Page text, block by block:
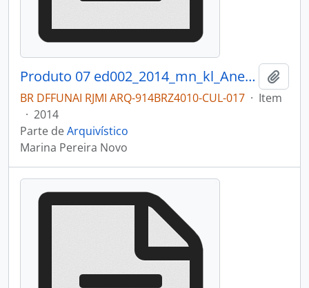
Produto 07 ed002_2014_mn_kl_Anexo_I_cat__logo_exposicao.pdf
BR DFFUNAI RJMI ARQ-914BRZ4010-CUL-017 · Item
· 2014
Parte deArquivístico
Marina Pereira Novo